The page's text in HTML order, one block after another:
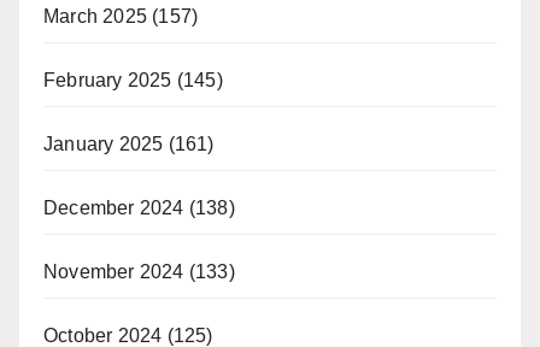
March 2025 (157)
February 2025 (145)
January 2025 (161)
December 2024 (138)
November 2024 (133)
October 2024 (125)